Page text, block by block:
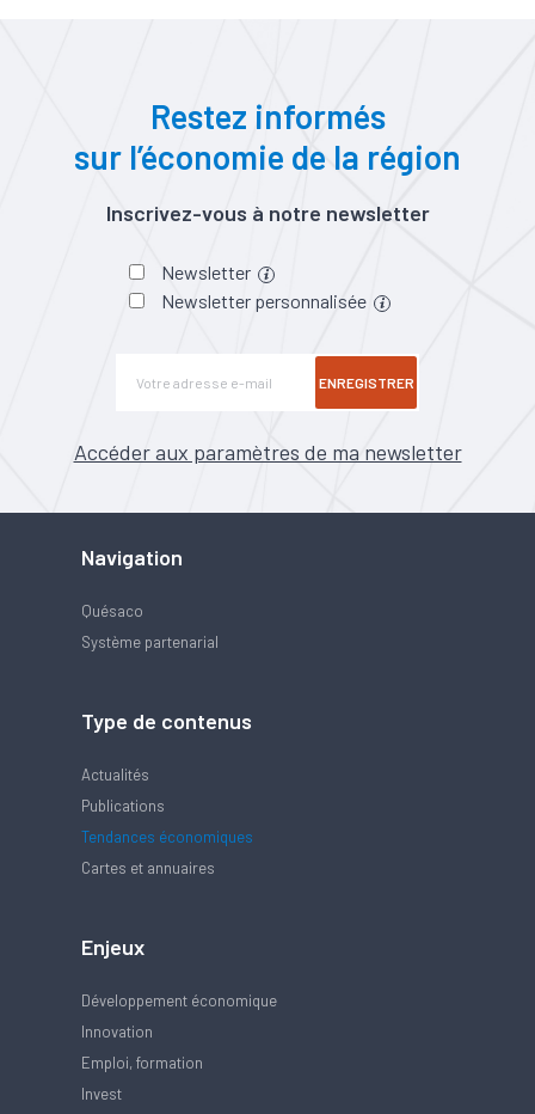
Restez informés
sur l’économie de la région
Inscrivez-vous à notre newsletter
Newsletter
Newsletter personnalisée
ENREGISTRER
Accéder aux paramètres de ma newsletter
Navigation
Quésaco
Système partenarial
Type de contenus
Actualités
Publications
Tendances économiques
Cartes et annuaires
Enjeux
Développement économique
Innovation
Emploi, formation
Invest